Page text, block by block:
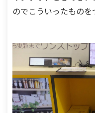
のでこういったものを